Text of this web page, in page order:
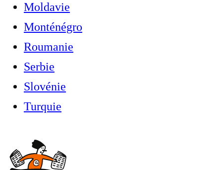
Moldavie
Monténégro
Roumanie
Serbie
Slovénie
Turquie